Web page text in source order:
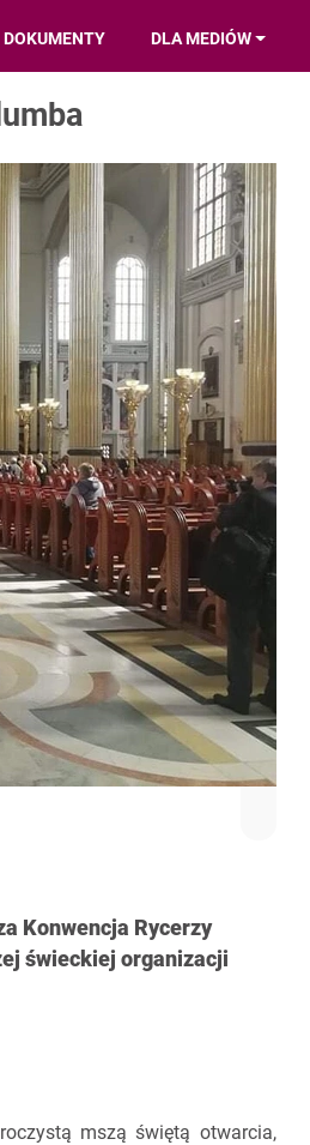
DOKUMENTY DLA MEDIÓW
Konwencja Rycerzy
świeckiej organizacji
mszą świętą otwarcia,